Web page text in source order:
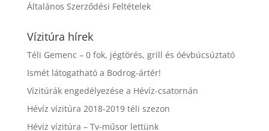
Általános Szerződési Feltételek
Vízitúra hírek
Téli Gemenc – 0 fok, jégtörés, grill és óévbúcsúztató
Ismét látogatható a Bodrog-ártér!
Vízitúrák engedélyezése a Hévíz-csatornán
Hévíz vízitúra 2018-2019 téli szezon
Hévíz vízitúra – Tv-műsor lettünk